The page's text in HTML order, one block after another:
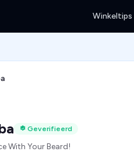
Winkeltips
Geverifieerd
With Your Beard!